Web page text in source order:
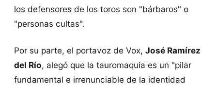
los defensores de los toros son "bárbaros" o
"personas cultas".
Por su parte, el portavoz de Vox, José Ramírez
del Río, alegó que la tauromaquia es un "pilar
fundamental e irrenunciable de la identidad